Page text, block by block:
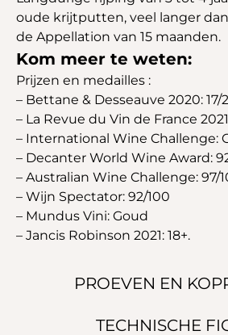
PROEVEN EN
TECHNISCHE
oude krijtputten, veel langer
de Appellation van 15 maanden.
Kom meer te weten:
Prijzen en medailles :
– Bettane & Desseauve 2020: 17/
– La Revue du Vin de France
– International Wine Challenge:
– Decanter World Wine Award:
– Australian Wine Challenge: 97/
– Wijn Spectator: 92/100
– Mundus Vini: Goud
– Jancis Robinson 2021: 18+.